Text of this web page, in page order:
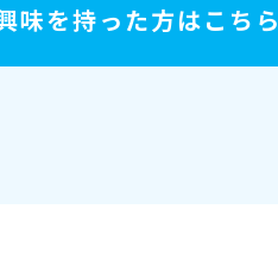
味を持った方はこちら